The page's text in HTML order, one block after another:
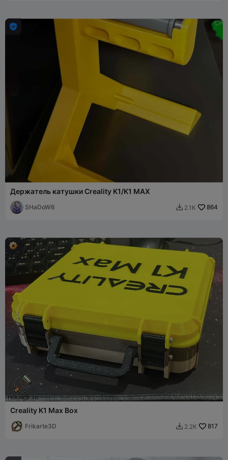

Держатель катушки Creality K1/K1 MAX
SHaDoW6  2.1K 864
Creality K1 Max Box
Frikarte3D  2.2K 817